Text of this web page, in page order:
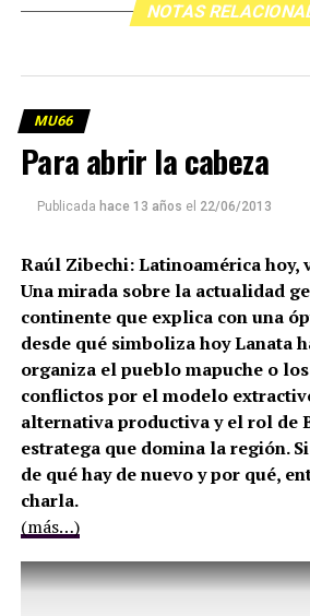
NOTAS
MU66
Para abrir la cabeza
Publicada hace 13 años el 22/06/2013
Raúl Zibechi: Latinoamérica hoy,
Una mirada sobre la actualidad
continente que explica con una
desde qué simboliza hoy Lanata
organiza el pueblo mapuche o
conflictos por el modelo
alternativa productiva y el rol de
estratega que domina la región.
de qué hay de nuevo y por qué,
charla.
(más…)